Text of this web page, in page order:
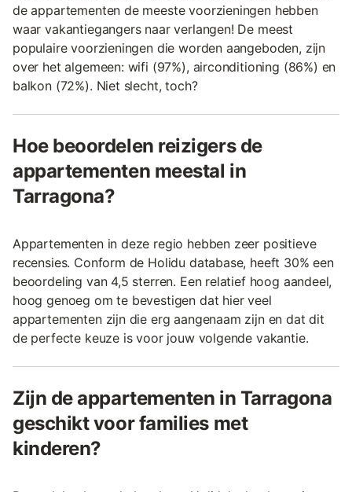
de appartementen de meeste voorzieningen hebben
waar vakantiegangers naar verlangen! De meest
populaire voorzieningen die worden aangeboden, zijn
over het algemeen: wifi (97%), airconditioning (86%) en
balkon (72%). Niet slecht, toch?
Hoe beoordelen reizigers de
appartementen meestal in
Tarragona?
Appartementen in deze regio hebben zeer positieve
recensies. Conform de Holidu database, heeft 30% een
beoordeling van 4,5 sterren. Een relatief hoog aandeel,
hoog genoeg om te bevestigen dat hier veel
appartementen zijn die erg aangenaam zijn en dat dit
de perfecte keuze is voor jouw volgende vakantie.
Zijn de appartementen in Tarragona
geschikt voor families met
kinderen?